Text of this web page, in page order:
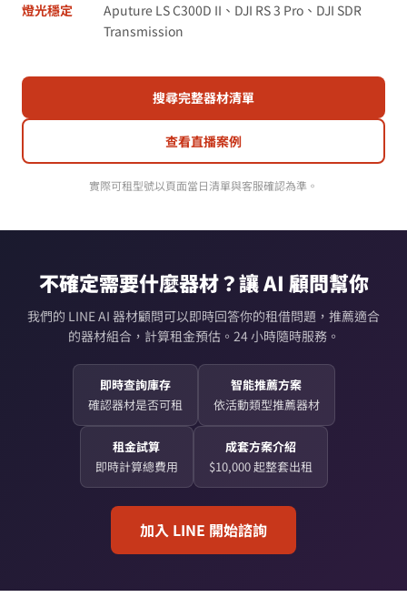
燈光穩定
Aputure LS C300D II、DJI RS 3 Pro、DJI SDR
Transmission
搜尋完整器材清單
查看直播案例
實際可租型號以頁面當日清單與客服確認為準。
不確定需要什麼器材？讓 AI 顧問幫你
我們的 LINE AI 器材顧問可以即時回答你的租借問題，推薦適合
的器材組合，計算租金預估。24 小時隨時服務。
即時查詢庫存
確認器材是否可租
智能推薦方案
依活動類型推薦器材
租金試算
即時計算總費用
成套方案介紹
$10,000 起整套出租
加入 LINE 開始諮詢